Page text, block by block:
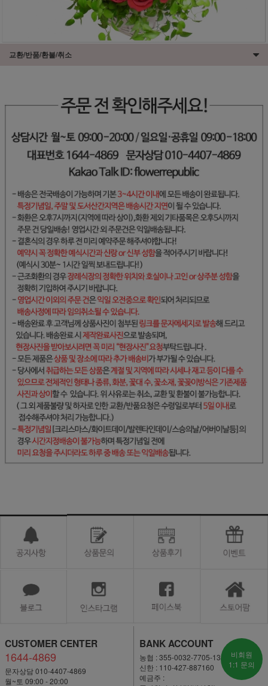
교환/반품/환불/취소
CUSTOMER CENTER
1644-4869
문자상담 010-4407-4869
월~토 09:00 - 20:00
BANK ACCOUNT
농협 : 355-0032-7705-13
신한 : 110-427-887160
예금주 :
비회원
1:1 문의